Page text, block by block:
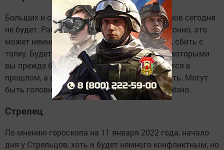
Больших и серьёзных изменений у Скорпионов сегодня
не будет. Работа будет идти плавно и монотонно, это
может немного испортить ваше настроение, сбить с
толку. Будет шанс помириться с людьми, с которыми
вы прежде были в ссоре. Все обиды останутся в
прошлом, а вам, вероятно, будет что обсудить. Могут
быть головные боли, отнеситесь к ним серьёзно.
Стрелец
По мнению гороскопа на 11 января 2022 года, начало
дня у Стрельцов, хоть и будет немного конфликтным, но